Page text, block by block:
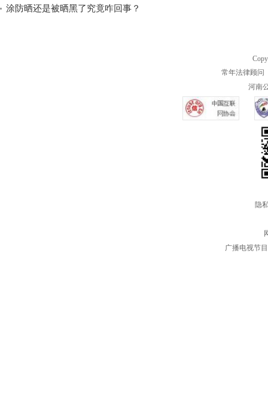
涂防晒还是被晒黑了究竟咋回事？
常年法律顾问
河南
隐
广播电视节